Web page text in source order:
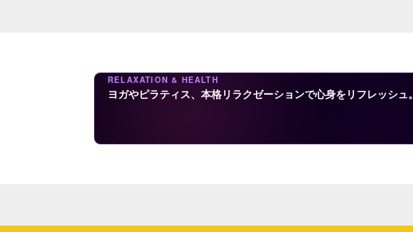
RELAXATION & HEALTH
ヨガやピラティス、本格リラクゼーションで心身をリフレッシュ。